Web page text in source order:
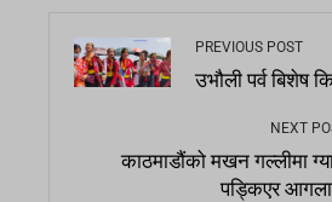
PREVIOUS POST
उभौली पर्व बिशेष
NEXT
काठमाडौंको मखन गल्लीमा
पड्किएर